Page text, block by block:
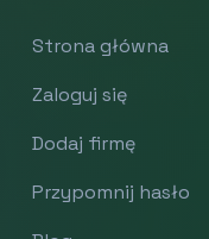
Strona główna
Zaloguj się
Dodaj firmę
Przypomnij hasło